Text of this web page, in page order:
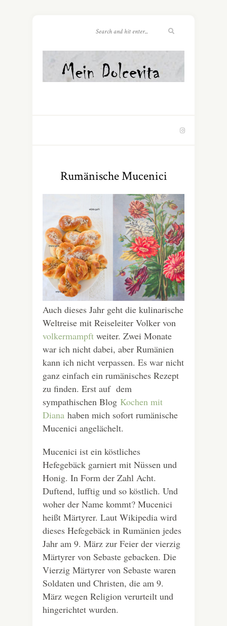
Rumänische Mucenici
Auch dieses Jahr geht die kulinarische
Weltreise mit Reiseleiter Volker von
volkermampft weiter. Zwei Monate
war ich nicht dabei, aber Rumänien
kann ich nicht verpassen. Es war nicht
ganz einfach ein rumänisches Rezept
zu finden. Erst auf dem
sympathischen Blog Kochen mit
Diana haben mich sofort rumänische
Mucenici angelächelt.
Mucenici ist ein köstliches
Hefegebäck garniert mit Nüssen und
Honig. In Form der Zahl Acht.
Duftend, lufftig und so köstlich. Und
woher der Name kommt? Mucenici
heißt Märtyrer. Laut Wikipedia wird
dieses Hefegebäck in Rumänien jedes
Jahr am 9. März zur Feier der vierzig
Märtyrer von Sebaste gebacken. Die
Vierzig Märtyrer von Sebaste waren
Soldaten und Christen, die am 9.
März wegen Religion verurteilt und
hingerichtet wurden.